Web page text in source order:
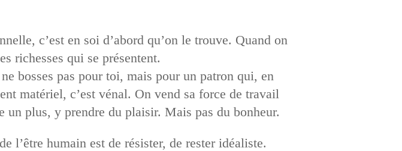
c’est en soi d’abord qu’on le trouve. Quand on
richesses qui se présentent.
bosses pas pour toi, mais pour un patron qui, en
matériel, c’est vénal. On vend sa force de travail
un plus, y prendre du plaisir. Mais pas du bonheur.
l’être humain est de résister, de rester idéaliste.